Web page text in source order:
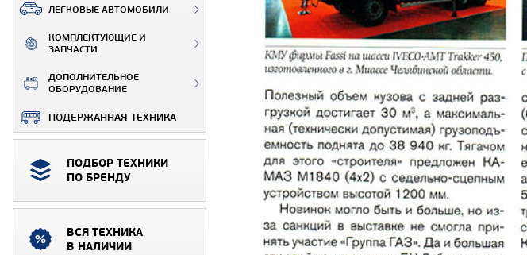
ЛЕГКОВЫЕ АВТОМОБИЛИ
КОМПЛЕКТУЮЩИЕ И
ЗАПЧАСТИ
ДОПОЛНИТЕЛЬНОЕ
ОБОРУДОВАНИЕ
ПОДЕРЖАННАЯ ТЕХНИКА
ПОДБОР ТЕХНИКИ
ПО БРЕНДУ
ВСЯ ТЕХНИКА
В НАЛИЧИИ